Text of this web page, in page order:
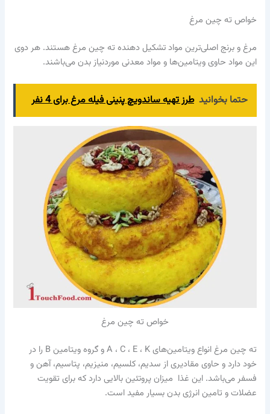
خواص ته چین مرغ
مرغ و برنج اصلی‌ترین مواد تشکیل دهنده ته چین مرغ هستند. هر دوی
این مواد حاوی ویتامین‌ها و مواد معدنی موردنیاز بدن می‌باشند.
حتما بخوانید طرز تهیه ساندویچ پنینی فیله مرغ برای 4 نفر
خواص ته چین مرغ
ته‌ چین مرغ انواع ویتامین‌های A ، C ، E ، K و گروه ویتامین B را در
خود دارد و حاوی مقادیری از سدیم، کلسیم، منیزیم، پتاسیم، آهن و
فسفر می‌باشد. این غذا میزان پروتئین بالایی دارد که برای تقویت
عضلات و تامین انرژی بدن بسیار مفید است.